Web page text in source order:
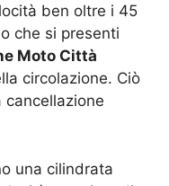
ben oltre i 45
che si presenti
Moto Città
circolazione. Ciò
una cilindrata